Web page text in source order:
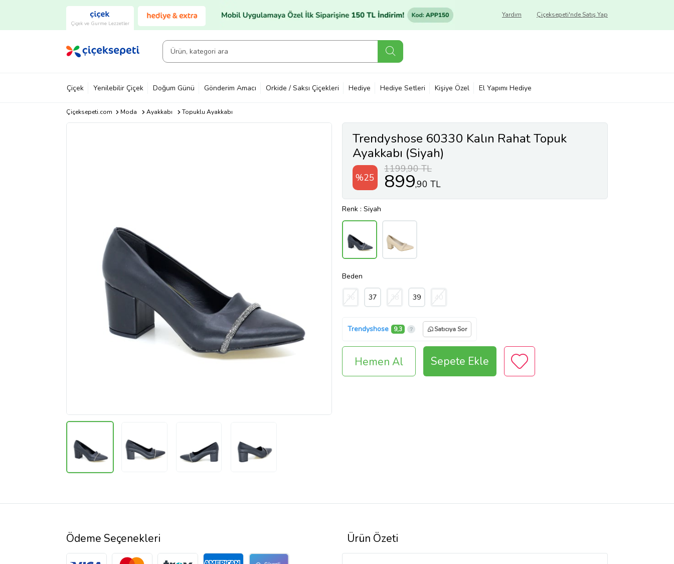
Çiçek ve Gurme Lezzetler
Çiçeksepeti'nde Satış Yap
Yardım
Çiçek Yenilebilir Çiçek Doğum Günü Gönderim Amacı Orkide / Saksı Çiçekleri Hediye Hediye Setleri Kişiye Özel El Yapımı Hediye
Çiçeksepeti.com Moda Ayakkabı Topuklu Ayakkabı
Trendyshose 60330 Kalın Rahat Topuk
Ayakkabı (Siyah)
%25
1199,90 TL
899,90 TL
Renk : Siyah
Beden
36 37 38 39 40
Trendyshose 9,3 Satıcıya Sor
Hemen Al Sepete Ekle
Ürün Özeti
Ödeme Seçenekleri